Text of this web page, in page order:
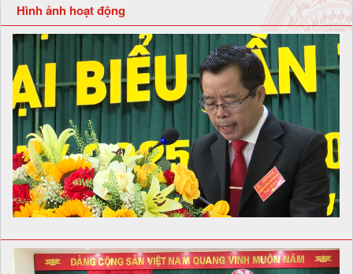
Hình ảnh hoạt động